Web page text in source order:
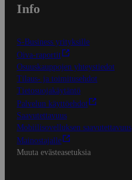
Info
S-Business yrityksille
Oiva-raportit
Osuuskauppojen yhteystiedot
Tilaus- ja toimitusehdot
Tietosuojakäytäntö
Palvelun käyttöehdot
Saavutettavuus
Mobiilisovelluksen saavutettavuus
Mainostajalle
Muuta evästeasetuksia